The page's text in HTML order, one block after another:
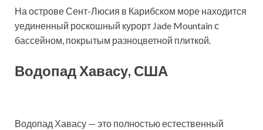
На острове Сент-Люсия в Карибском море находится
уединенный роскошный курорт Jade Mountain с
бассейном, покрытым разноцветной плиткой.
Водопад Хавасу, США
Водопад Хавасу — это полностью естественный